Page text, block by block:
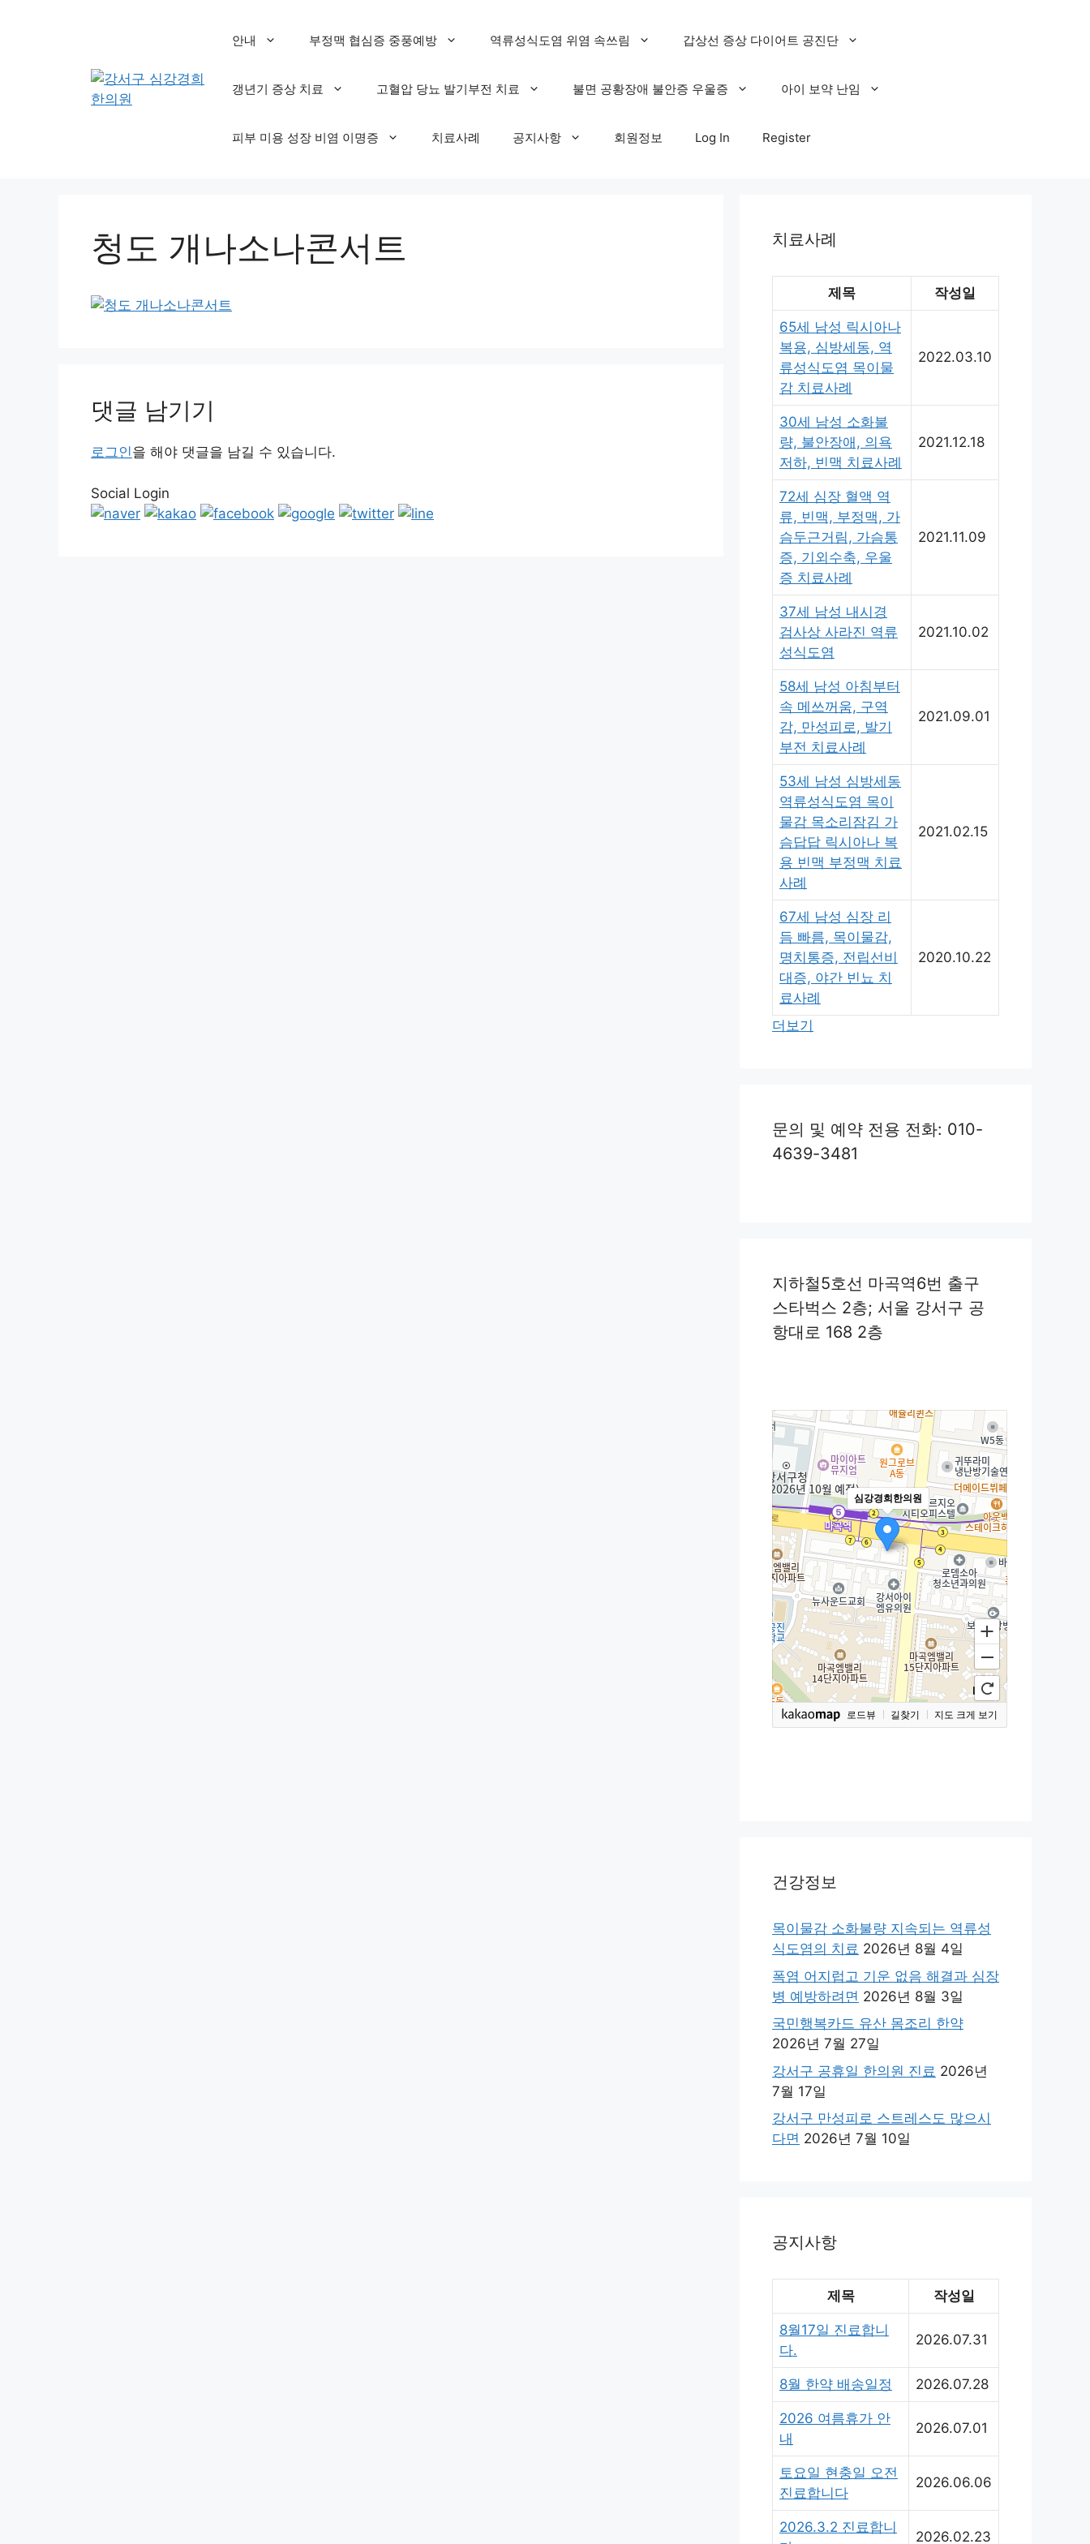
안내 부정맥 협심증 중풍예방 역류성식도염 위염 속쓰림 갑상선 증상 다이어트 공진단
갱년기 증상 치료 고혈압 당뇨 발기부전 치료 불면 공황장애 불안증 우울증 아이 보약 난임
피부 미용 성장 비염 이명증 치료사례 공지사항 회원정보 Log In Register
청도 개나소나콘서트
댓글 남기기
로그인을 해야 댓글을 남길 수 있습니다.
Social Login
치료사례
제목 작성일
65세 남성 릭시아나
복용, 심방세동, 역
류성식도염 목이물
감 치료사례
2022.03.10
30세 남성 소화불
량, 불안장애, 의욕
저하, 빈맥 치료사례
2021.12.18
72세 심장 혈액 역
류, 빈맥, 부정맥, 가
슴두근거림, 가슴통
증, 기외수축, 우울
증 치료사례
2021.11.09
37세 남성 내시경
검사상 사라진 역류
성식도염
2021.10.02
58세 남성 아침부터
속 메쓰꺼움, 구역
감, 만성피로, 발기
부전 치료사례
2021.09.01
53세 남성 심방세동
역류성식도염 목이
물감 목소리잠김 가
슴답답 릭시아나 복
용 빈맥 부정맥 치료
사례
2021.02.15
67세 남성 심장 리
듬 빠름, 목이물감,
명치통증, 전립선비
대증, 야간 빈뇨 치
료사례
2020.10.22
더보기
문의 및 예약 전용 전화: 010-
4639-3481
지하철5호선 마곡역6번 출구
스타벅스 2층; 서울 강서구 공
항대로 168 2층
심강경희한의원
로드뷰 길찾기 지도 크게 보기
건강정보
목이물감 소화불량 지속되는 역류성
식도염의 치료 2026년 8월 4일
폭염 어지럽고 기운 없음 해결과 심장
병 예방하려면 2026년 8월 3일
국민행복카드 유산 몸조리 한약
2026년 7월 27일
강서구 공휴일 한의원 진료 2026년
7월 17일
강서구 만성피로 스트레스도 많으시
다면 2026년 7월 10일
공지사항
제목 작성일
8월17일 진료합니
다.
2026.07.31
8월 한약 배송일정 2026.07.28
2026 여름휴가 안
내
2026.07.01
토요일 현충일 오전
진료합니다
2026.06.06
2026.3.2 진료합니
2026.02.23